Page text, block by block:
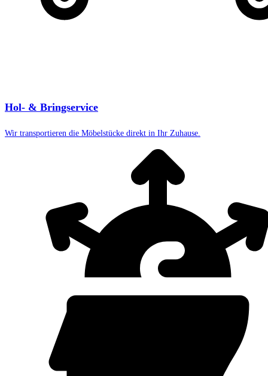
Hol- & Bringservice
Wir transportieren die Möbelstücke direkt in Ihr Zuhause.